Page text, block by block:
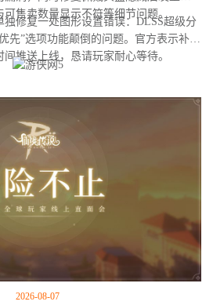
可售卖数量显示不符等细节问题。
修复一处图形设置错误：DLSS超级分
先”选项功能颠倒的问题。官方表示补丁
推送上线，恳请玩家耐心等待。
2026-08-07